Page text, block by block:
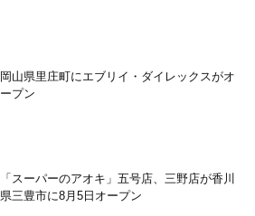
岡山県里庄町にエブリイ・ダイレックスがオ
ープン
「スーパーのアオキ」五号店、三野店が香川
県三豊市に8月5日オープン